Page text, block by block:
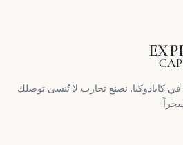
في كابادوكيا. نصنع تجارب لا تُنسى توصلك